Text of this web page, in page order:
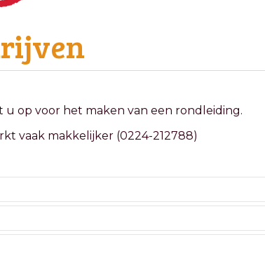
op voor het maken van een rondleiding.
vaak makkelijker (0224-212788)